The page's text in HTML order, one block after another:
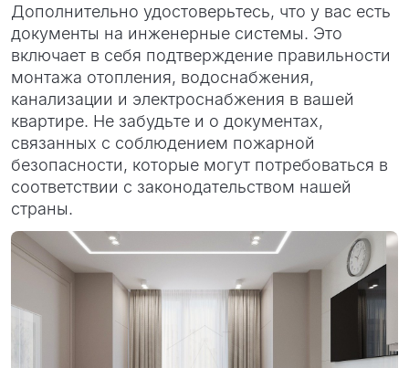
Дополнительно удостоверьтесь, что у вас есть
документы на инженерные системы. Это
включает в себя подтверждение правильности
монтажа отопления, водоснабжения,
канализации и электроснабжения в вашей
квартире. Не забудьте и о документах,
связанных с соблюдением пожарной
безопасности, которые могут потребоваться в
соответствии с законодательством нашей
страны.